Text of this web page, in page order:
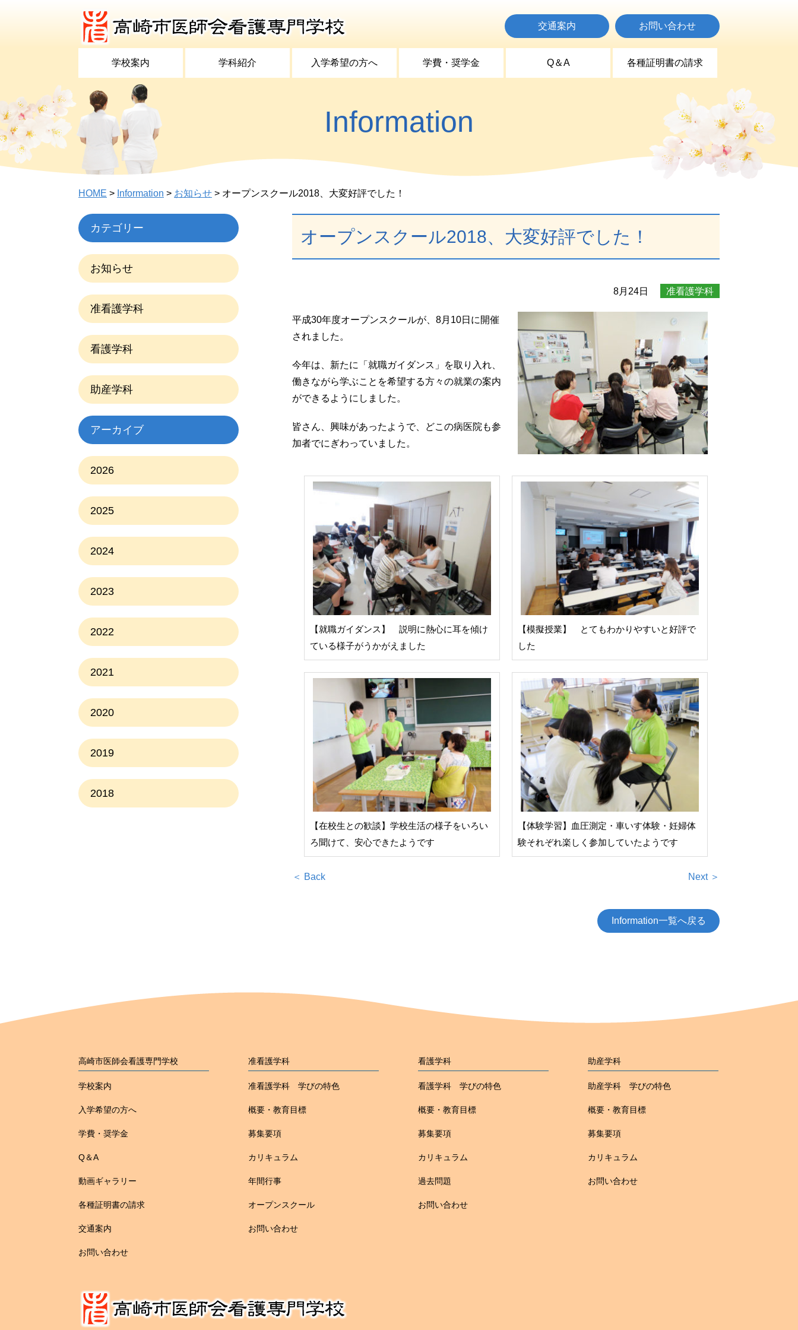
お問い合わせ
交通案内
学校案内 学科紹介 入学希望の方へ 学費・奨学金 Q＆A 各種証明書の請求
Information
HOME > Information > お知らせ > オープンスクール2018、大変好評でした！
オープンスクール2018、大変好評でした！
8月24日 准看護学科
平成30年度オープンスクールが、8月10日に開催
されました。
今年は、新たに「就職ガイダンス」を取り入れ、
働きながら学ぶことを希望する方々の就業の案内
ができるようにしました。
皆さん、興味があったようで、どこの病医院も参
加者でにぎわっていました。
【就職ガイダンス】 説明に熱心に耳を傾け
ている様子がうかがえました
【模擬授業】 とてもわかりやすいと好評で
した
【在校生との歓談】学校生活の様子をいろい
ろ聞けて、安心できたようです
【体験学習】血圧測定・車いす体験・妊婦体
験それぞれ楽しく参加していたようです
＜ Back Next ＞
Information一覧へ戻る
カテゴリー
お知らせ
准看護学科
看護学科
助産学科
アーカイブ
2026
2025
2024
2023
2022
2021
2020
2019
2018
高崎市医師会看護専門学校
学校案内
入学希望の方へ
学費・奨学金
Q＆A
動画ギャラリー
各種証明書の請求
交通案内
お問い合わせ
准看護学科
准看護学科 学びの特色
概要・教育目標
募集要項
カリキュラム
年間行事
オープンスクール
お問い合わせ
看護学科
看護学科 学びの特色
概要・教育目標
募集要項
カリキュラム
過去問題
お問い合わせ
助産学科
助産学科 学びの特色
概要・教育目標
募集要項
カリキュラム
お問い合わせ